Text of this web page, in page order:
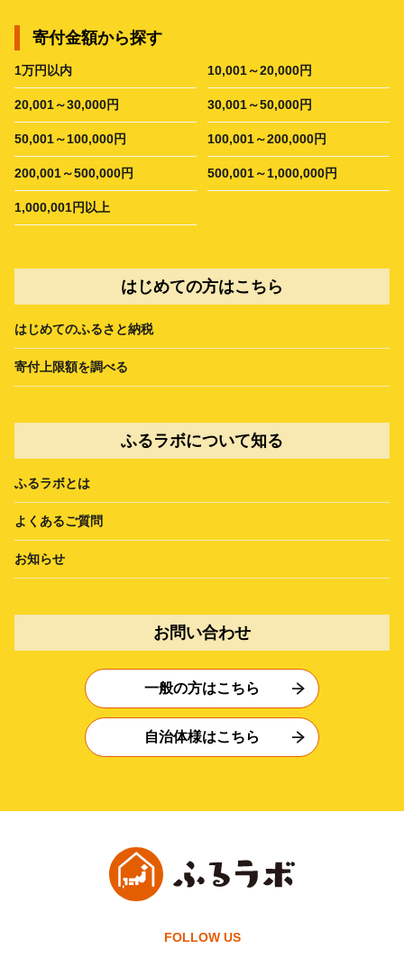
寄付金額から探す
1万円以内 10,001～20,000円
20,001～30,000円 30,001～50,000円
50,001～100,000円 100,001～200,000円
200,001～500,000円 500,001～1,000,000円
1,000,001円以上
はじめての方はこちら
はじめてのふるさと納税
寄付上限額を調べる
ふるラボについて知る
ふるラボとは
よくあるご質問
お知らせ
お問い合わせ
一般の方はこちら
自治体様はこちら
FOLLOW US